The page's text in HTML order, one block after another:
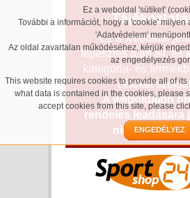
Ez a weboldal 'sütiket'
További a információt, hogy a 'cookie' milyen
'Adatvédelem'
Az oldal zavartalan működéséhez, kérjük
az engedélyezés
This website requires cookies to provide all of
what data is contained in the cookies, please
accept cookies from this site, please
ENGEDÉLYEZ
Ez a weboldal
fejlesztés alatt áll, és
kategória- és
célokat
A weboldalon
rendelés leadására
nincs